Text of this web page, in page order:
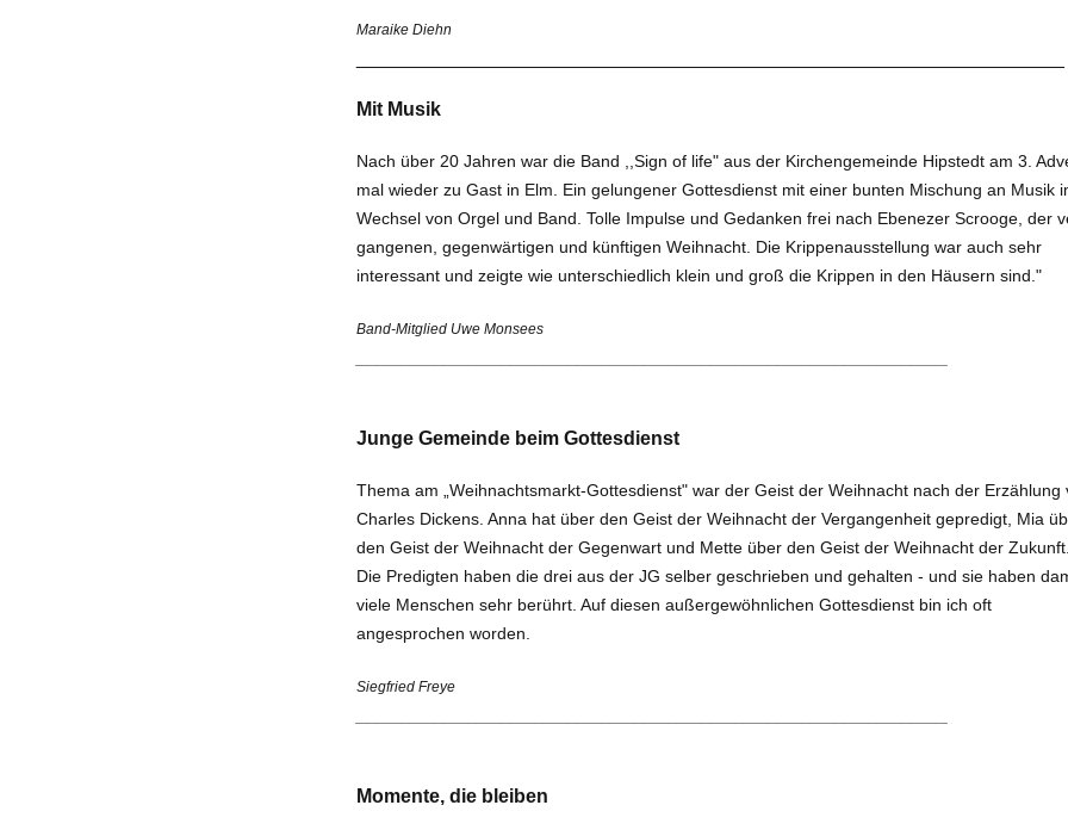
Maraike Diehn
Mit Musik
Nach über 20 Jahren war die Band ,,Sign of life" aus der Kirchengemein­de Hipstedt am 3.
mal wieder zu Gast in Elm. Ein gelungener Got­tesdienst mit einer bunten Mischung an Musik
Wechsel von Orgel und Band. Tolle Impulse und Gedanken frei nach Ebenezer Scrooge, der
gangenen, gegenwärtigen und künfti­gen Weihnacht. Die Krippenausstel­lung war auch sehr
interessant und zeigte wie unterschiedlich klein und groß die Krippen in den Häusern sind."
Band-Mitglied Uwe Monsees
Junge Gemeinde beim Gottesdienst
Thema am „Weihnachtsmarkt-Gottes­dienst" war der Geist der Weihnacht nach der Erzählung
Charles Dickens. Anna hat über den Geist der Weihnacht der Vergangenheit gepre­digt, Mia
den Geist der Weih­nacht der Gegenwart und Mette über den Geist der Weihnacht der
Die Predigten haben die drei aus der JG selber geschrieben und gehalten - und sie haben
viele Menschen sehr berührt. Auf diesen außergewöhnlichen Gottesdienst bin ich oft
angesprochen worden.
Siegfried Freye
Momente, die bleiben